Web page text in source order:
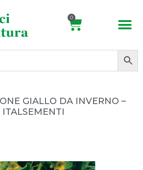
0
GIALLO DA INVERNO –
ITALSEMENTI